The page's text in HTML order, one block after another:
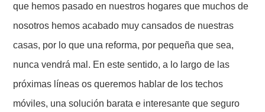
que hemos pasado en nuestros hogares que muchos de
nosotros hemos acabado muy cansados de nuestras
casas, por lo que una reforma, por pequeña que sea,
nunca vendrá mal. En este sentido, a lo largo de las
próximas líneas os queremos hablar de los techos
móviles, una solución barata e interesante que seguro